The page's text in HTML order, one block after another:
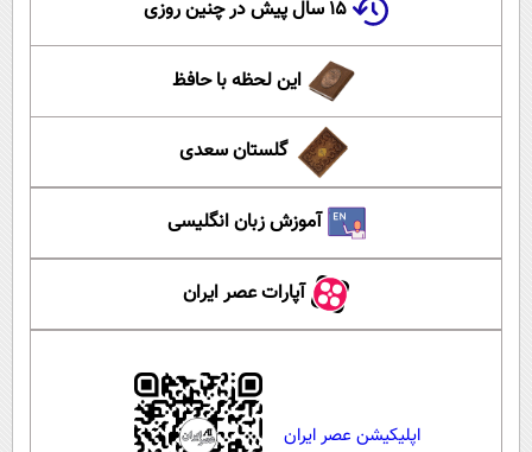
۱۵ سال پیش در چنین روزی
این لحظه با حافظ
گلستان سعدی
آموزش زبان انگلیسی
آپارات عصر ایران
اپلیکیشن عصر ایران